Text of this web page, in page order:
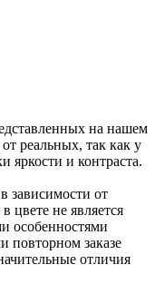
на нашем
реальных, так как у
яркости и контраста.
зависимости от
цвете не является
особенностями
повторном заказе
отличия